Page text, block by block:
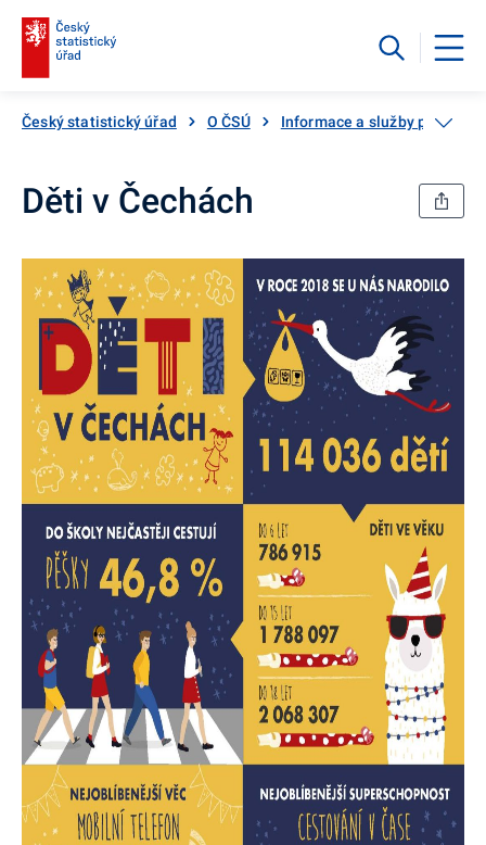
Český statistický úřad O ČSÚ Informace a služby pro
Děti v Čechách